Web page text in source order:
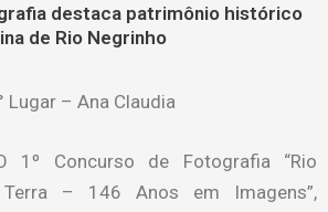
destaca patrimônio histórico
de Rio Negrinho
Lugar – Ana Claudia
O 1º Concurso de Fotografia “Rio
Terra – 146 Anos em Imagens”,